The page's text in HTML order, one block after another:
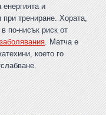
и
при трениране. Хората,
по-нисък риск от
. Матча е
което го